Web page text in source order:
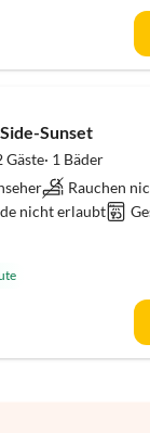
Sunset
1 Bäder
Rauchen
nicht erlaubt